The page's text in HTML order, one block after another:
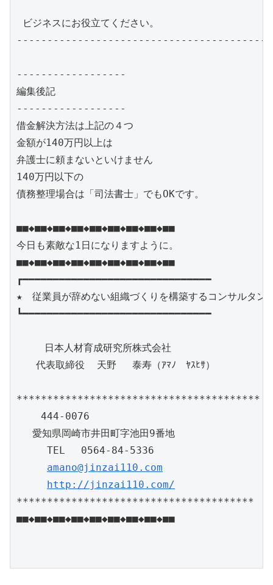
ビジネスにお役立てください。
------------------
編集後記
------------------
借金解決方法は上記の４つ
金額が140万円以上は
弁護士に頼まないといけません
140万円以下の
債務整理場合は「司法書士」でもOKです。
■■◆■■◆■■◆■■◆■■◆■■◆■■◆■■◆■■
今日も素敵な1日になりますように。
■■◆■■◆■■◆■■◆■■◆■■◆■■◆■■◆■■
┏━━━━━━━━━━━━━━━━━━━━━━━━━━━━━━━
★　従業員が辞めない組織づくりを構築するコンサルタン
┗━━━━━━━━━━━━━━━━━━━━━━━━━━━━━━━
日本人材育成研究所株式会社
代表取締役  天野 　泰寿（ｱﾏﾉ　ﾔｽﾋｻ）
****************************************
    444-0076
愛知県岡崎市井田町字池田9番地
     TEL 　0564-84-5336
amano@jinzai110.com
http://jinzai110.com/
***************************************
■■◆■■◆■■◆■■◆■■◆■■◆■■◆■■◆■■